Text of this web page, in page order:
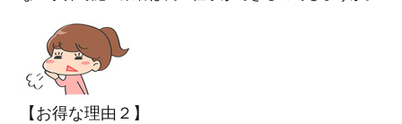
【お得な理由２】